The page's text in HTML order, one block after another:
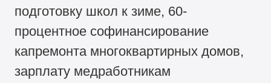
подготовку школ к зиме, 60-
процентное софинансирование
капремонта многоквартирных домов,
зарплату медработникам